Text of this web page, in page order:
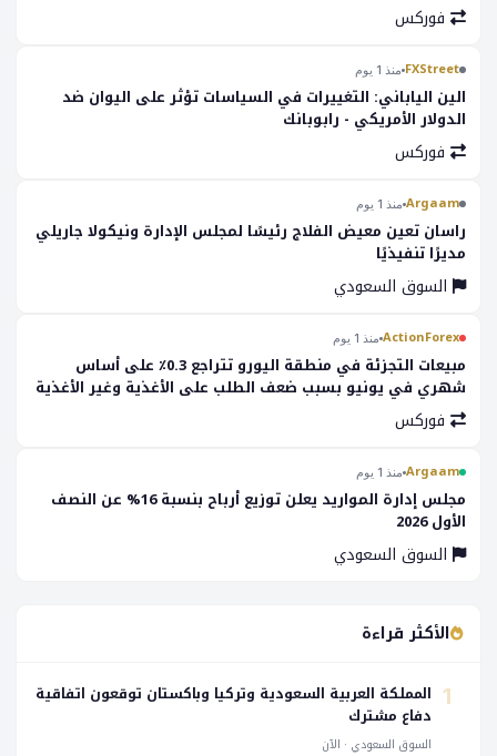
فوركس
FXStreet منذ 1 يوم
الين الياباني: التغييرات في السياسات تؤثر على اليوان ضد
الدولار الأمريكي - رابوبانك
فوركس
Argaam منذ 1 يوم
راسان تعين معيض الفلاج رئيسًا لمجلس الإدارة ونيكولا جاريلي
مديرًا تنفيذيًا
السوق السعودي
ActionForex منذ 1 يوم
مبيعات التجزئة في منطقة اليورو تتراجع 0.3٪ على أساس
شهري في يونيو بسبب ضعف الطلب على الأغذية وغير الأغذية
فوركس
Argaam منذ 1 يوم
مجلس إدارة المواريد يعلن توزيع أرباح بنسبة 16% عن النصف
الأول 2026
السوق السعودي
الأكثر قراءة
1 المملكة العربية السعودية وتركيا وباكستان توقعون اتفاقية
دفاع مشترك
السوق السعودي · الآن